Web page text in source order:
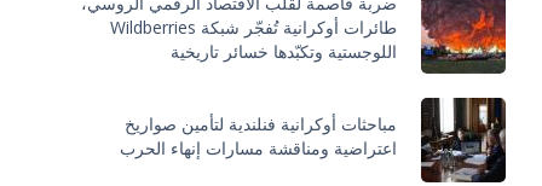
طائرات أوكرانية تُفجّر شبكة Wildberries
اللوجستية وتكبّدها خسائر تاريخية
مباحثات أوكرانية فنلندية لتأمين صواريخ
اعتراضية ومناقشة مسارات إنهاء الحرب